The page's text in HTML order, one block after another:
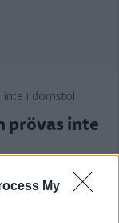
My
prövas inte